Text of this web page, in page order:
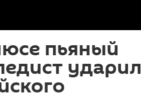
пьяный
ударил